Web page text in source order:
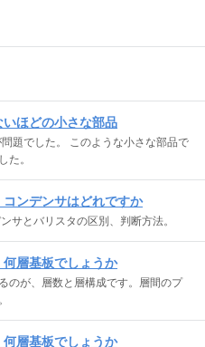
ほどの小さな部品
題でした。 このような小さな部品で
た。
デンサはどれですか
サとバリスタの区別、判断方法。
層基板でしょうか
のが、層数と層構成です。層間のプ
層基板でしょうか